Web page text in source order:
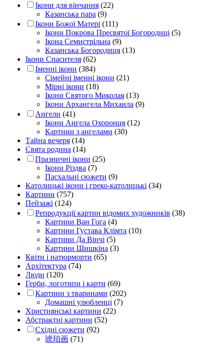
Ікони для вінчання (22)
Казанська пара (9)
Ікони Божої Матері (111)
Ікони Покрова Пресвятої Богородиці (5)
Ікона Семистрільна (9)
Казанська Богородиця (13)
Ікони Спасителя (62)
Іменні ікони (384)
Сімейні іменні ікони (21)
Мірні ікони (18)
Ікони Святого Миколая (13)
Ікони Архангела Михаила (9)
Ангели (41)
Ікони Ангела Охоронця (12)
Картини з ангелами (30)
Тайна вечеря (14)
Свята родина (14)
Празничні ікони (25)
Ікони Різдва (7)
Пасхальні сюжети (9)
Католицькі ікони і греко-католицькі (34)
Картини (757)
Пейзажі (124)
Репродукції картин відомих художників (38)
Картини Ван Гога (4)
Картини Густава Клімта (10)
Картини Да Вінчі (5)
Картини Шишкіна (3)
Квіти і натюрморти (65)
Архітектура (74)
Люди (120)
Герби, логотипи і карти (69)
Картини з тваринами (202)
Домашні улюбленці (7)
Християнські картини (22)
Абстрактні картини (52)
Східні сюжети (92)
琥珀画 (71)